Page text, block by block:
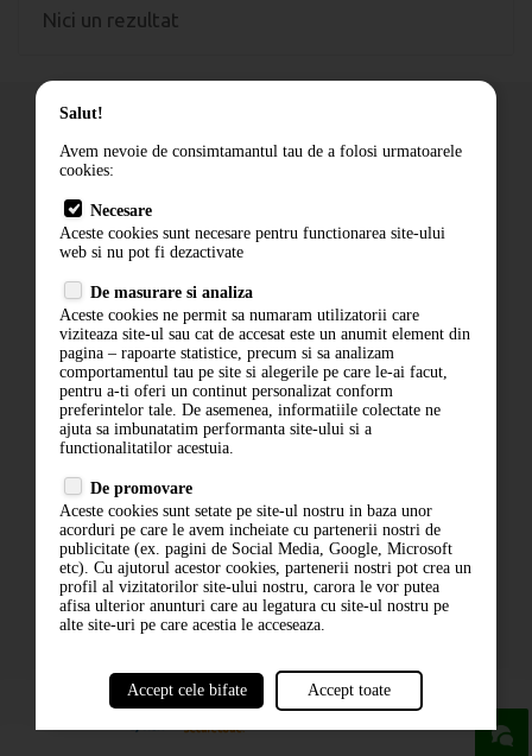
Nici un rezultat
Cum comand
Livrare
Contact
Politica de confidentialitate
ANPC
ABONARE LA NEWSLETTER
ABONARE
Salut!
Avem nevoie de consimtamantul tau de a folosi urmatoarele
cookies:
Necesare
Aceste cookies sunt necesare pentru functionarea site-ului
web si nu pot fi dezactivate
De masurare si analiza
Aceste cookies ne permit sa numaram utilizatorii care
viziteaza site-ul sau cat de accesat este un anumit element din
pagina – rapoarte statistice, precum si sa analizam
comportamentul tau pe site si alegerile pe care le-ai facut,
pentru a-ti oferi un continut personalizat conform
preferintelor tale. De asemenea, informatiile colectate ne
ajuta sa imbunatatim performanta site-ului si a
functionalitatilor acestuia.
De promovare
Aceste cookies sunt setate pe site-ul nostru in baza unor
acorduri pe care le avem incheiate cu partenerii nostri de
publicitate (ex. pagini de Social Media, Google, Microsoft
etc). Cu ajutorul acestor cookies, partenerii nostri pot crea un
profil al vizitatorilor site-ului nostru, carora le vor putea
afisa ulterior anunturi care au legatura cu site-ul nostru pe
alte site-uri pe care acestia le acceseaza.
Accept cele bifate Accept toate